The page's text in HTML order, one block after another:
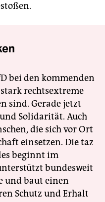
bei den kommenden
rechtsextreme
sind. Gerade jetzt
Solidarität. Auch
die sich vor Ort
einsetzen. Die taz
beginnt im
bundesweit
und baut einen
Schutz und Erhalt